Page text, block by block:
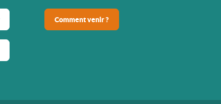
Comment venir ?